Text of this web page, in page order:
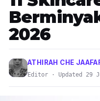
2026
ATHIRAH CHE
Editor · Updated 29